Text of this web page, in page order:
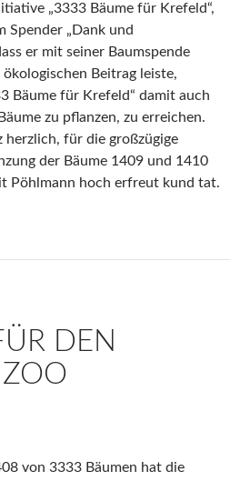
„3333 Bäume für Krefeld“,
Spender „Dank und
er mit seiner Baumspende
Beitrag leiste,
Bäume für Krefeld“ damit auch
zu pflanzen, zu erreichen.
herzlich, für die großzügige
der Bäume 1409 und 1410
Pöhlmann hoch erfreut kund tat.
DEN
ZOO
von 3333 Bäumen hat die